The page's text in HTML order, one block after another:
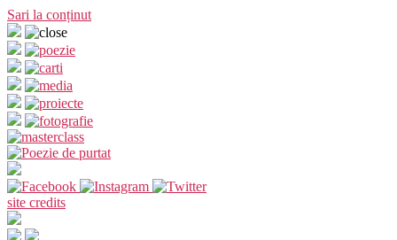
Sari la conținut
site credits